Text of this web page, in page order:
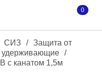
0
СИЗ / Защита от
удерживающие /
с канатом 1,5м